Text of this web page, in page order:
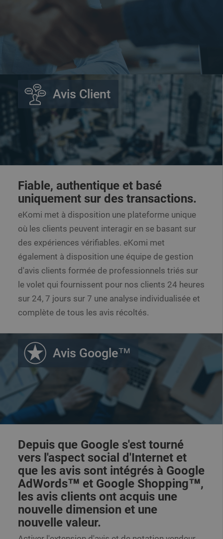
Avis Client
Fiable, authentique et basé
uniquement sur des transactions.
eKomi met à disposition une plateforme unique
où les clients peuvent interagir en se basant sur
des expériences vérifiables. eKomi met
également à disposition une équipe de gestion
d'avis clients formée de professionnels triés sur
le volet qui fournissent pour nos clients 24 heures
sur 24, 7 jours sur 7 une analyse individualisée et
complète de tous les avis récoltés.
Avis Google™
Depuis que Google s'est tourné
vers l'aspect social d'Internet et
que les avis sont intégrés à Google
AdWords™ et Google Shopping™,
les avis clients ont acquis une
nouvelle dimension et une
nouvelle valeur.